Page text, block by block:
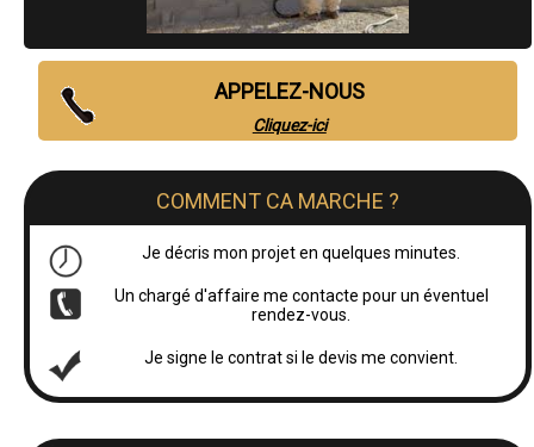
APPELEZ-NOUS
Cliquez-ici
COMMENT CA MARCHE ?
Je décris mon projet en quelques minutes.
Un chargé d'affaire me contacte pour un éventuel
rendez-vous.
Je signe le contrat si le devis me convient.